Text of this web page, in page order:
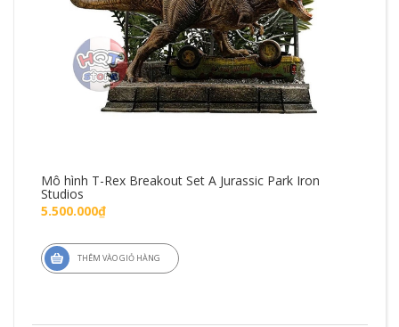
Mô hình T-Rex Breakout Set A Jurassic Park Iron
Studios
5.500.000₫
THÊM VÀO GIỎ HÀNG